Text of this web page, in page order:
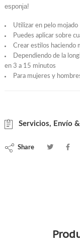
esponja!
Utilizar en pelo mojado
Puedes aplicar sobre
Crear estilos haciendo
Dependiendo de la
en 3 a 15 minutos
Para mujeres y
Servicios, Envío
Share